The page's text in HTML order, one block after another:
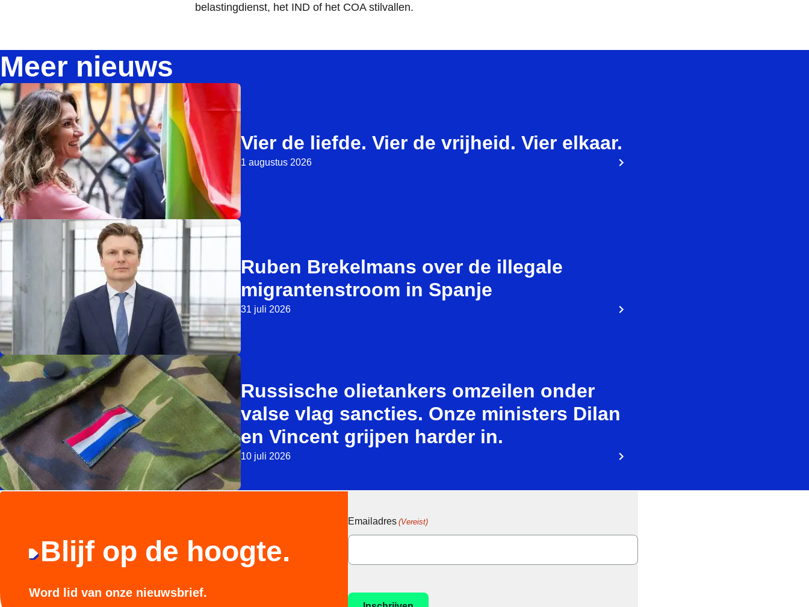
belastingdienst, het IND of het COA stilvallen.
Meer nieuws
Vier de liefde. Vier de vrijheid. Vier elkaar.
1 augustus 2026
Ruben Brekelmans over de illegale
migrantenstroom in Spanje
31 juli 2026
Russische olietankers omzeilen onder
valse vlag sancties. Onze ministers Dilan
en Vincent grijpen harder in.
10 juli 2026
Blijf op de hoogte.
Word lid van onze nieuwsbrief.
Emailadres (Vereist)